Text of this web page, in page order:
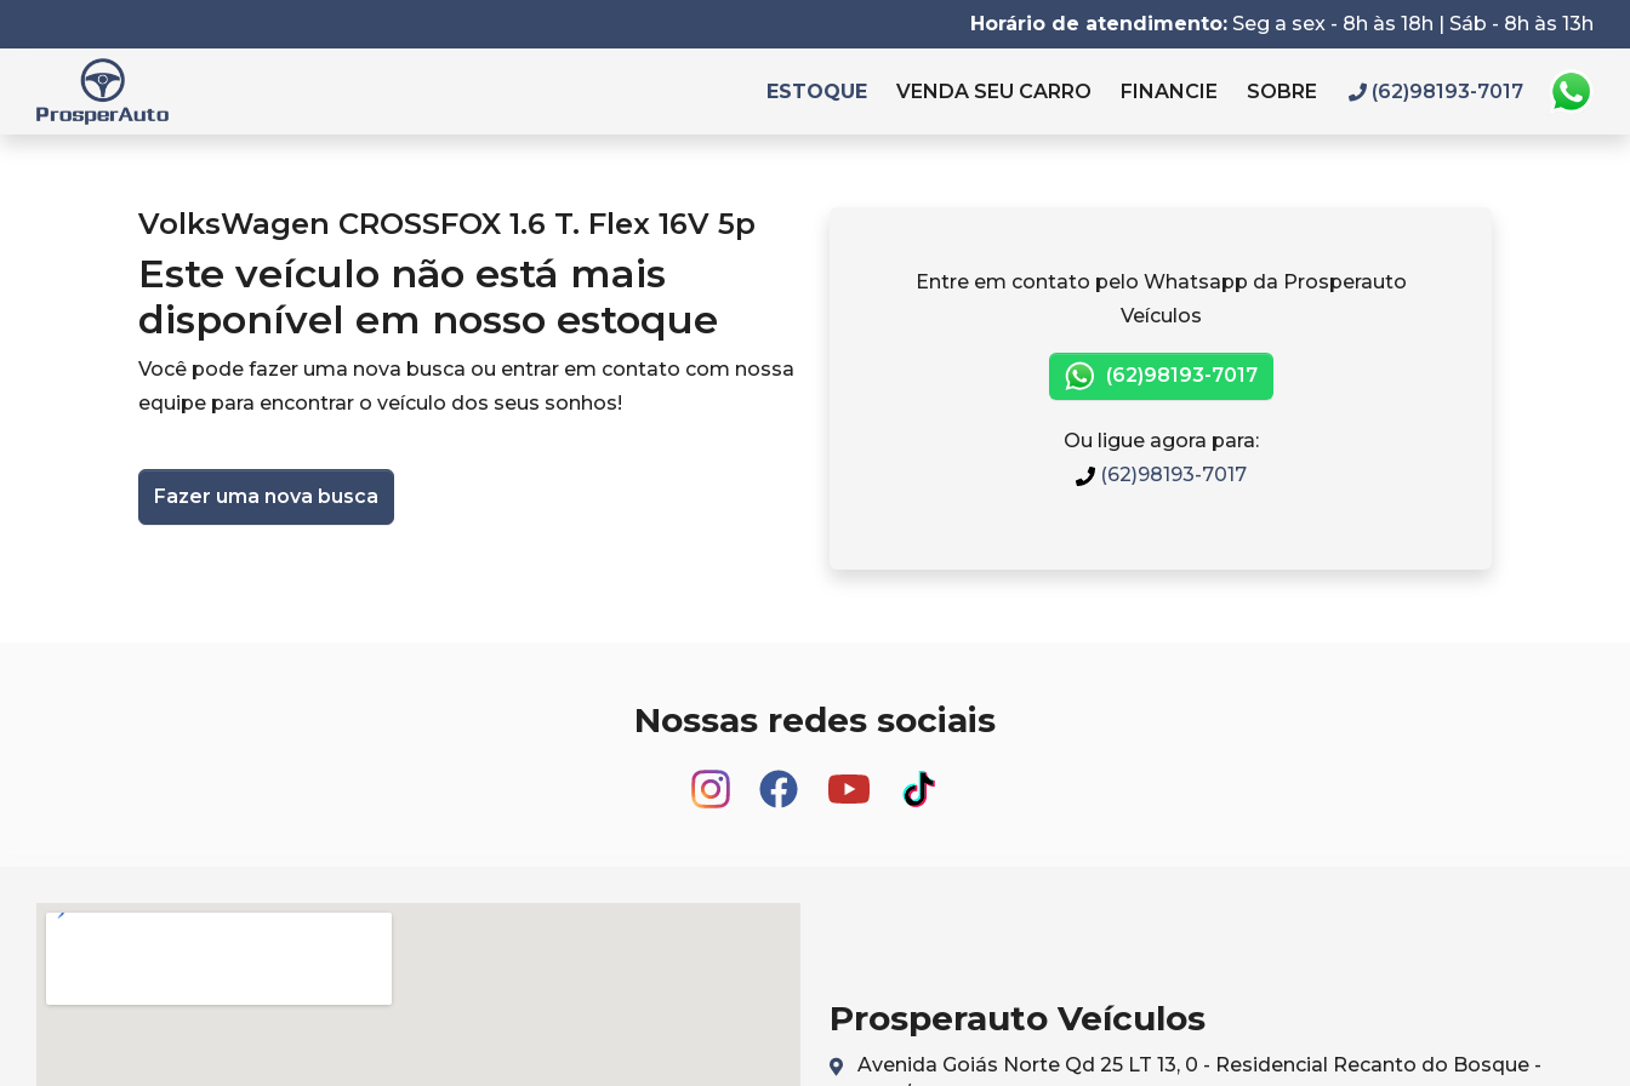
Horário de atendimento: Seg a sex - 8h às 18h | Sáb - 8h às 13h
ESTOQUE VENDA SEU CARRO FINANCIE SOBRE (62)98193-7017
VolksWagen CROSSFOX 1.6 T. Flex 16V 5p
Este veículo não está mais
disponível em nosso estoque
Você pode fazer uma nova busca ou entrar em contato com nossa
equipe para encontrar o veículo dos seus sonhos!
Fazer uma nova busca
Entre em contato pelo Whatsapp da Prosperauto
Veículos
(62)98193-7017
Ou ligue agora para:
(62)98193-7017
Nossas redes sociais
Prosperauto Veículos
Avenida Goiás Norte Qd 25 LT 13, 0 - Residencial Recanto do Bosque -